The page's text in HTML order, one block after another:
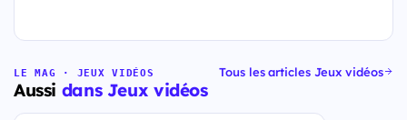
LE MAG · JEUX VIDÉOS
Aussi dans Jeux vidéos
Tous les articles Jeux vidéos